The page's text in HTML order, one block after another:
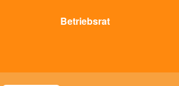
Betriebsrat